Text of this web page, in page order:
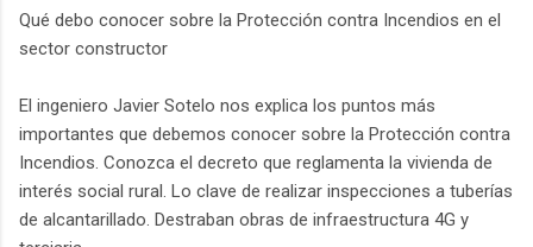
Qué debo conocer sobre la Protección contra Incendios en el
sector constructor
El ingeniero Javier Sotelo nos explica los puntos más
importantes que debemos conocer sobre la Protección contra
Incendios. Conozca el decreto que reglamenta la vivienda de
interés social rural. Lo clave de realizar inspecciones a tuberías
de alcantarillado. Destraban obras de infraestructura 4G y